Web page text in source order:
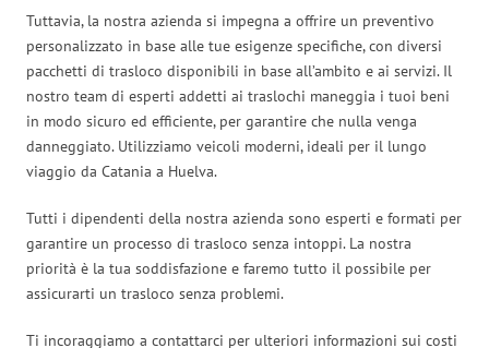
Tuttavia, la nostra azienda si impegna a offrire un preventivo
personalizzato in base alle tue esigenze specifiche, con diversi
pacchetti di trasloco disponibili in base all’ambito e ai servizi. Il
nostro team di esperti addetti ai traslochi maneggia i tuoi beni
in modo sicuro ed efficiente, per garantire che nulla venga
danneggiato. Utilizziamo veicoli moderni, ideali per il lungo
viaggio da Catania a Huelva.
Tutti i dipendenti della nostra azienda sono esperti e formati per
garantire un processo di trasloco senza intoppi. La nostra
priorità è la tua soddisfazione e faremo tutto il possibile per
assicurarti un trasloco senza problemi.
Ti incoraggiamo a contattarci per ulteriori informazioni sui costi